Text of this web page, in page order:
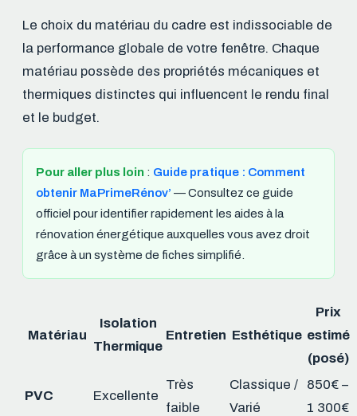
Le choix du matériau du cadre est indissociable de
la performance globale de votre fenêtre. Chaque
matériau possède des propriétés mécaniques et
thermiques distinctes qui influencent le rendu final
et le budget.
Pour aller plus loin : Guide pratique : Comment
obtenir MaPrimeRénov’ — Consultez ce guide
officiel pour identifier rapidement les aides à la
rénovation énergétique auxquelles vous avez droit
grâce à un système de fiches simplifié.
Matériau
Isolation
Thermique
Entretien Esthétique
Prix
estimé
(posé)
PVC Excellente
Très
faible
Classique /
Varié
850€ –
1 300€